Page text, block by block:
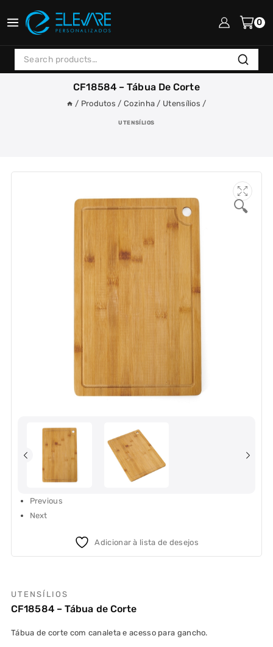
to
0
Search
for:
Search
CF18584 – Tábua De Corte
/ Produtos / Cozinha / Utensílios /
UTENSÍLIOS
🔍
Previous
Next
Adicionar à lista de desejos
UTENSÍLIOS
CF18584 – Tábua de Corte
Tábua de corte com canaleta e acesso para gancho.